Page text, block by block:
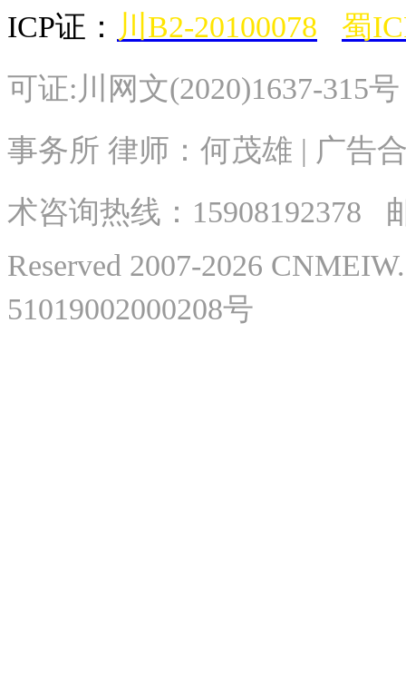
ICP证： 川B2-20100078
蜀
可证:川网文(2020)1637-315
事务所 律师：何茂雄 | 广告
术咨询热线： 15908192378
Reserved 2007-2026
51019002000208号